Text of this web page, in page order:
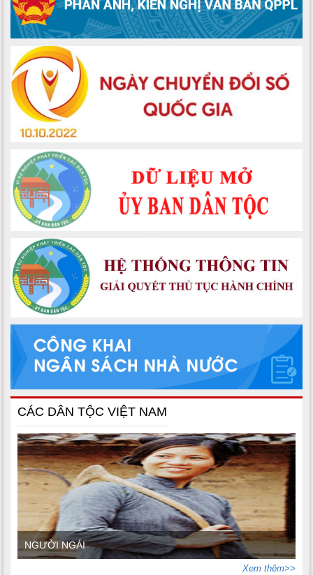
CÁC DÂN TỘC VIỆT NAM
NGƯỜI NGÁI
Xem thêm>>